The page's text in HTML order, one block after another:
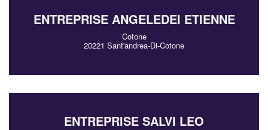
ENTREPRISE ANGELEDEI ETIENNE
Cotone
20221 Sant'andrea-Di-Cotone
ENTREPRISE SALVI LEO